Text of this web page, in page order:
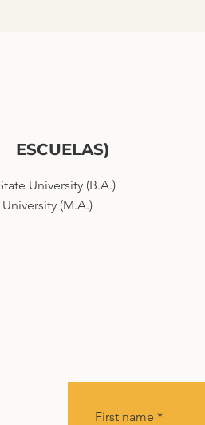
ESCUELAS)
University (B.A.)
(M.A.)
First name